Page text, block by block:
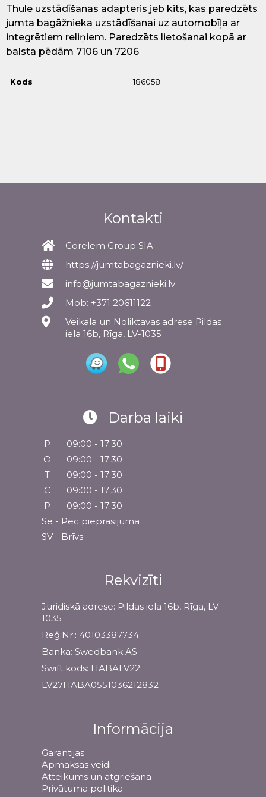
Thule uzstādīšanas adapteris jeb kits, kas paredzēts
jumta bagāžnieka uzstādīšanai uz automobīļa ar
integrētiem reliņiem. Paredzēts lietošanai kopā ar
balsta pēdām 7106 un 7206
Kods 186058
Kontakti
Corelem Group SIA
https://jumtabagaznieki.lv/
info@jumtabagaznieki.lv
Mob: +371 20611122
Veikala un Noliktavas adrese Pildas
iela 16b, Rīga, LV-1035
Darba laiki
P
09:00 - 17:30
O
09:00 - 17:30
T
09:00 - 17:30
C
09:00 - 17:30
P
09:00 - 17:30
Se - Pēc pieprasījuma
SV - Brīvs
Rekvizīti
Juridiskā adrese: Pildas iela 16b, Rīga, LV-
1035
Reģ.Nr.: 40103387734
Banka: Swedbank AS
Swift kods: HABALV22
LV27HABA0551036212832
Informācija
Garantijas
Apmaksas veidi
Atteikums un atgriešana
Privātuma politika